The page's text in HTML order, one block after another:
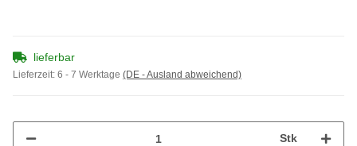
lieferbar
Lieferzeit: 6 - 7 Werktage (DE - Ausland abweichend)
Stk